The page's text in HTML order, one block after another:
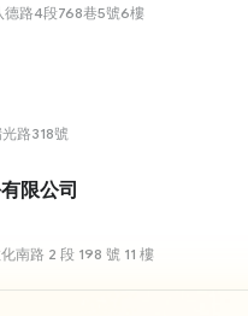
德路4段768巷5號6樓
路318號
限公司
南路 2 段 198 號 11 樓